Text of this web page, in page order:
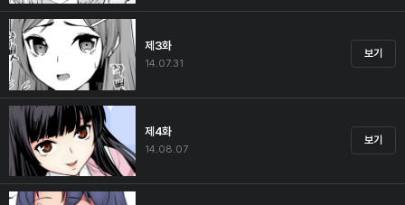
제3화
14.07.31
보기
제4화
14.08.07
보기